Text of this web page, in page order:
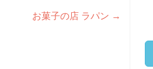
お菓子の店 ラパン →